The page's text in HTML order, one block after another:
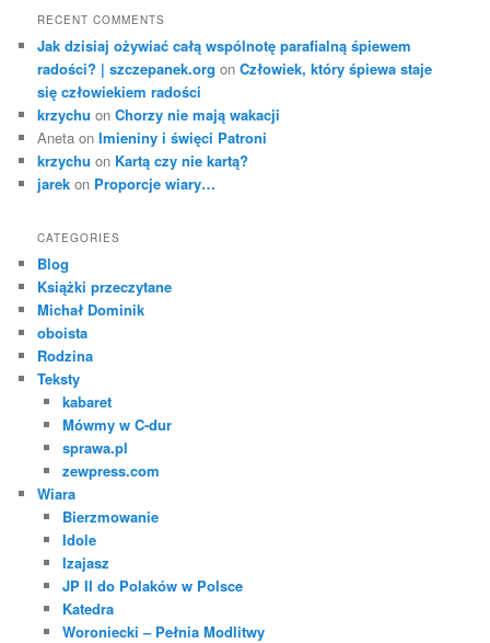
RECENT COMMENTS
Jak dzisiaj ożywiać całą wspólnotę parafialną śpiewem
radości? | szczepanek.org onCzłowiek, który śpiewa staje
się człowiekiem radości
krzychu onChorzy nie mają wakacji
Aneta onImieniny i święci Patroni
krzychu on Kartą czy nie kartą?
jarek on Proporcje wiary…
CATEGORIES
Blog
Książki przeczytane
Michał Dominik
oboista
Rodzina
Teksty
kabaret
Mówmy w C-dur
sprawa.pl
zewpress.com
Wiara
Bierzmowanie
Idole
Izajasz
JP II do Polaków w Polsce
Katedra
Woroniecki – Pełnia Modlitwy